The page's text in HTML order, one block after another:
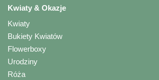
Kwiaty & Okazje
Kwiaty
Bukiety Kwiatów
Flowerboxy
Urodziny
Róża